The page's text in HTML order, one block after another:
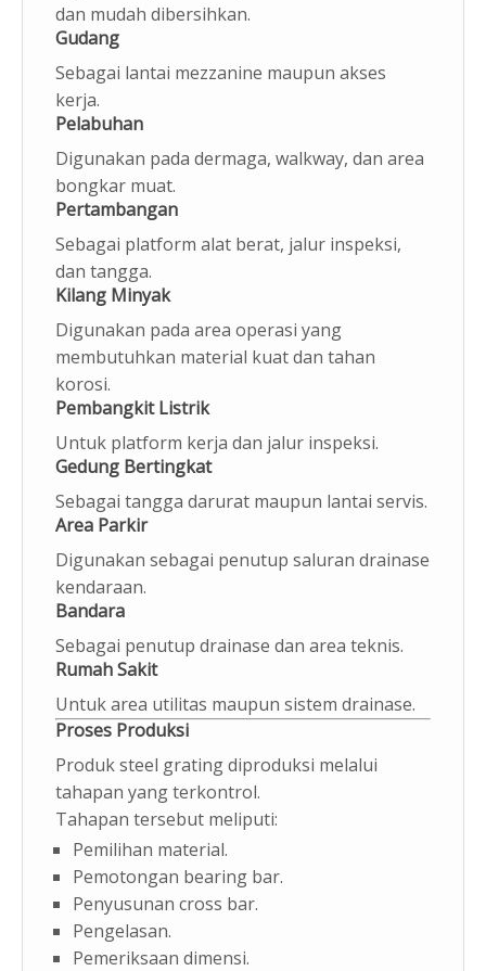
dan mudah dibersihkan.
Gudang
Sebagai lantai mezzanine maupun akses
kerja.
Pelabuhan
Digunakan pada dermaga, walkway, dan area
bongkar muat.
Pertambangan
Sebagai platform alat berat, jalur inspeksi,
dan tangga.
Kilang Minyak
Digunakan pada area operasi yang
membutuhkan material kuat dan tahan
korosi.
Pembangkit Listrik
Untuk platform kerja dan jalur inspeksi.
Gedung Bertingkat
Sebagai tangga darurat maupun lantai servis.
Area Parkir
Digunakan sebagai penutup saluran drainase
kendaraan.
Bandara
Sebagai penutup drainase dan area teknis.
Rumah Sakit
Untuk area utilitas maupun sistem drainase.
Proses Produksi
Produk steel grating diproduksi melalui
tahapan yang terkontrol.
Tahapan tersebut meliputi:
Pemilihan material.
Pemotongan bearing bar.
Penyusunan cross bar.
Pengelasan.
Pemeriksaan dimensi.